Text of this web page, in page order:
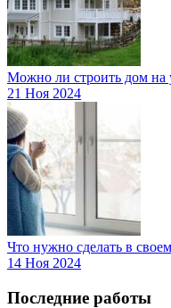
Можно ли строить дом на
21 Ноя 2024
Что нужно сделать в
14 Ноя 2024
Последние работы